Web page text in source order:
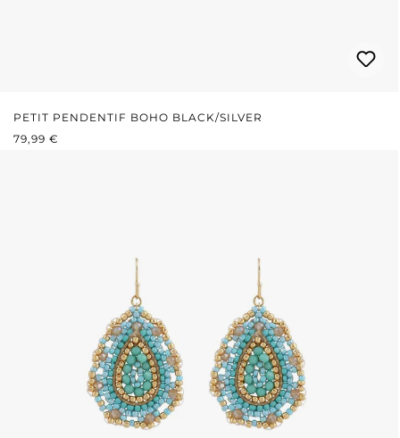
PETIT PENDENTIF BOHO BLACK/SILVER
PRIX RÉGULIER :
79,99 €